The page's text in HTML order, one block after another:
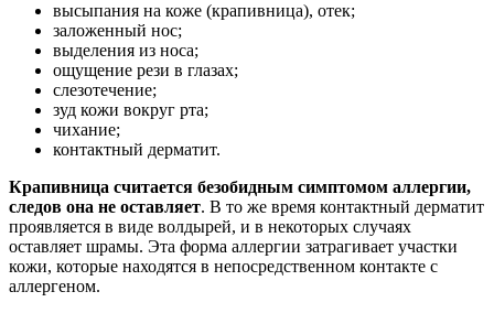
высыпания на коже (крапивница), отек;
заложенный нос;
выделения из носа;
ощущение рези в глазах;
слезотечение;
зуд кожи вокруг рта;
чихание;
контактный дерматит.
Крапивница считается безобидным симптомом аллергии,
следов она не оставляет. В то же время контактный дерматит
проявляется в виде волдырей, и в некоторых случаях
оставляет шрамы. Эта форма аллергии затрагивает участки
кожи, которые находятся в непосредственном контакте с
аллергеном.